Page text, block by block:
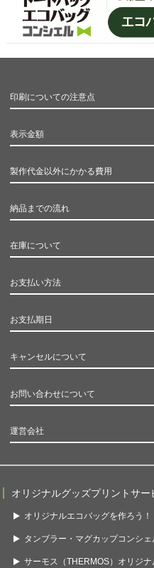
印刷についての注意点
表示金額
製作代金以外にかかる費用
納品までの流れ
在庫について
お支払い方法
お支払期日
キャンセルについて
お問い合わせについて
運営会社
オリジナルグッズプリントサー
オリジナルエコバッグを作ろう！
タンブラー・マグカップコンシェ
サーモス（THERMOS）オリジナ